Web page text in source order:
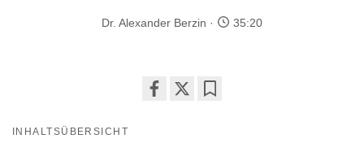
Dr. Alexander Berzin 35:20
INHALTSÜBERSICHT